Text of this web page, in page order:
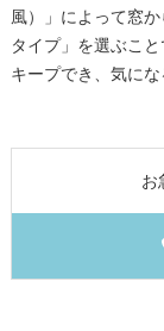
風）」によって窓
タイプ」を選ぶこ
キープでき、気に
お